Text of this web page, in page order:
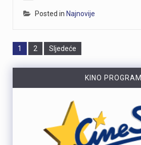
Posted in Najnovije
Page
1 Page
2 Sljedeće
KINO PROGRAM